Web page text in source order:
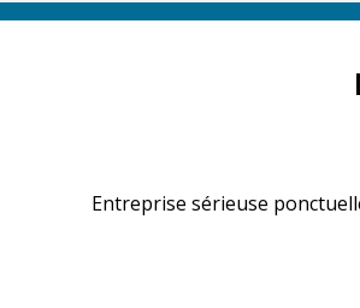
Entreprise sérieuse